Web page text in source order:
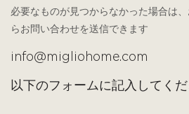
必要なものが見つからなかった場合は
らお問い合わせを送信できます
info@migliohome.com
以下のフォームに記入してくだ